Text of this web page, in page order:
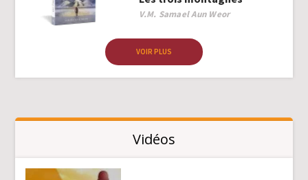
Author
V.M. Samael Aun Weor
VOIR PLUS
Vidéos